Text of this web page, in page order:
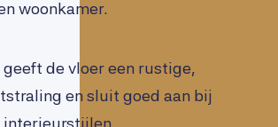
woonkamer.
geeft de vloer een rustige,
en sluit goed aan bij